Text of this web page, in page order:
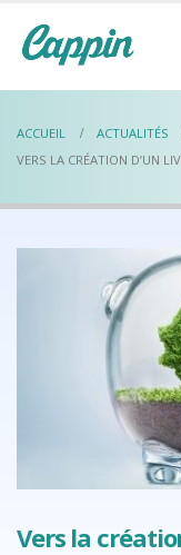
ACCUEIL ACTUALITÉS
VERS LA CRÉATION D’UN
Vers la